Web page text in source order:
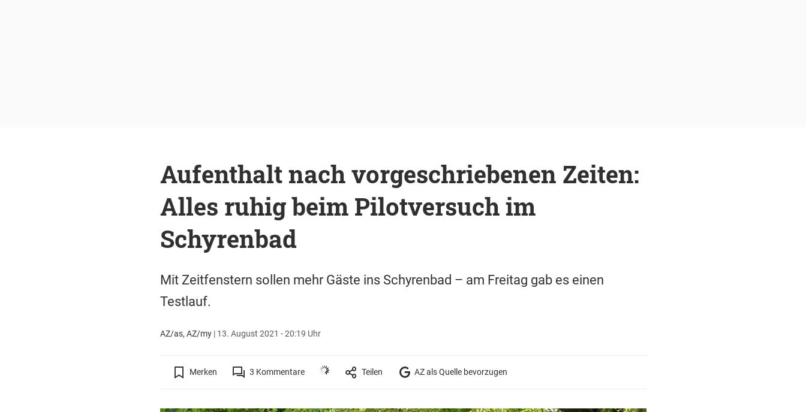
Aufenthalt nach vorgeschriebenen Zeiten:
Alles ruhig beim Pilotversuch im
Schyrenbad
Mit Zeitfenstern sollen mehr Gäste ins Schyrenbad – am Freitag gab es einen
Testlauf.
AZ/as, AZ/my| 13. August 2021 - 20:19 Uhr
Merken 3 Kommentare Teilen AZ als Quelle bevorzugen